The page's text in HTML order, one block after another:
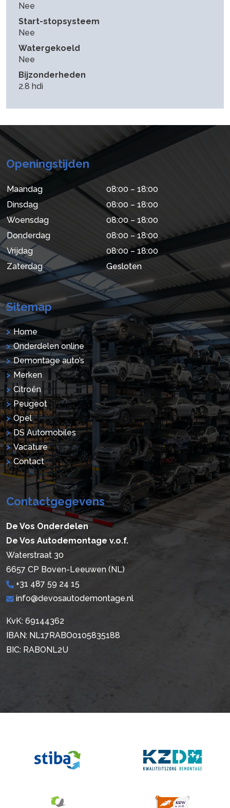
Nee
Start-stopsysteem
Nee
Watergekoeld
Nee
Bijzonderheden
2.8 hdi
Openingstijden
Maandag
08:00 – 18:00
Dinsdag
08:00 – 18:00
Woensdag
08:00 – 18:00
Donderdag
08:00 – 18:00
Vrijdag
08:00 – 18:00
Zaterdag
Gesloten
Sitemap
Home
Onderdelen online
Demontage auto’s
Merken
Citroën
Peugeot
Opel
DS Automobiles
Vacature
Contact
Contactgegevens
De Vos Onderdelen
De Vos Autodemontage v.o.f.
Waterstraat 30
6657 CP Boven-Leeuwen (NL)
+31 487 59 24 15
info@devosautodemontage.nl
KvK: 69144362
IBAN: NL17RABO0105835188
BIC: RABONL2U